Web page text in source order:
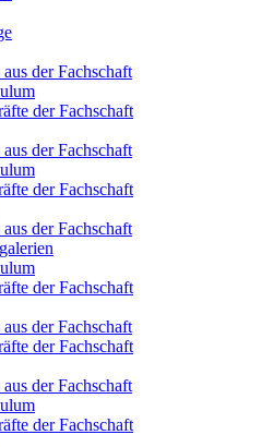
aus der Fachschaft
der Fachschaft
aus der Fachschaft
der Fachschaft
aus der Fachschaft
der Fachschaft
aus der Fachschaft
der Fachschaft
aus der Fachschaft
der Fachschaft